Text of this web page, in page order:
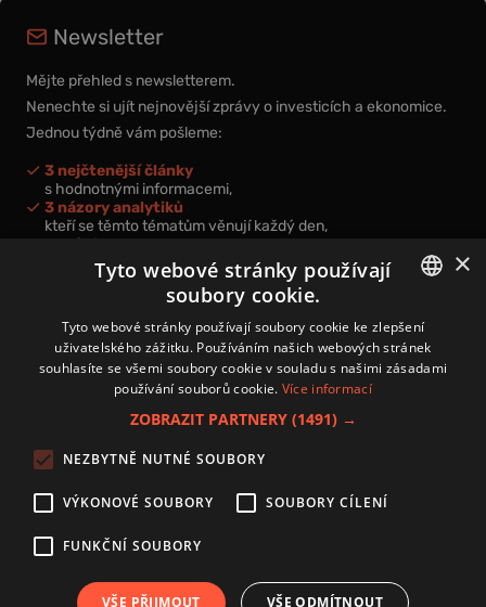
Newsletter
Mějte přehled s newsletterem.
Nenechte si ujít nejnovější zprávy o investicích a ekonomice.
Jednou týdně vám pošleme:
3 nejčtenější články
s hodnotnými informacemi,
3 názory analytiků
kteří se těmto tématům věnují každý den,
nová videa a podcasty
k prohloubení vašich znalostí.
Přihlášením k newsletteru vyjadřujete svůj souhlas spodmínkami
zpracování osobních údajů.
Zásady používání souborů cookies
Autoři
Nastavení cookies
CZECH
×
Tyto webové stránky používají
soubory cookie.
Tyto webové stránky používají soubory cookie ke zlepšení
uživatelského zážitku. Používáním našich webových stránek
souhlasíte se všemi soubory cookie v souladu s našimi zásadami
používání souborů cookie. Více informací
ZOBRAZIT PARTNERY (1491) →
NEZBYTNĚ NUTNÉ SOUBORY
VÝKONOVÉ SOUBORY SOUBORY CÍLENÍ
FUNKČNÍ SOUBORY
VŠE PŘIJMOUT VŠE ODMÍTNOUT